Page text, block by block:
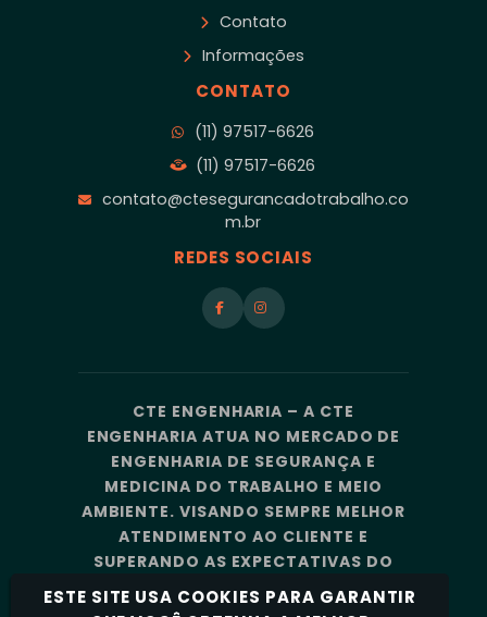
Contato
Informações
CONTATO
(11) 97517-6626
(11) 97517-6626
contato@ctesegurancadotrabalho.co
m.br
REDES SOCIAIS
CTE ENGENHARIA – A CTE
ENGENHARIA ATUA NO MERCADO DE
ENGENHARIA DE SEGURANÇA E
MEDICINA DO TRABALHO E MEIO
AMBIENTE. VISANDO SEMPRE MELHOR
ATENDIMENTO AO CLIENTE E
SUPERANDO AS EXPECTATIVAS DO
MERCADO, A CTE ENGENHARIA
CONTA COM UMA EQUIPE DE
ESTE SITE USA COOKIES PARA GARANTIR